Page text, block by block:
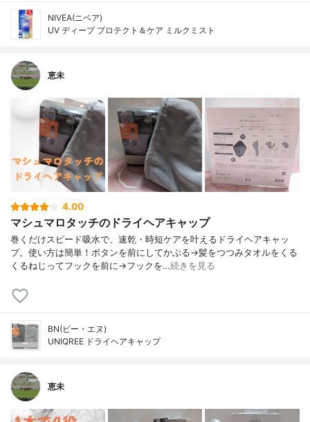
NIVEA(ニベア)
UV ディープ プロテクト＆ケア ミルクミスト
恵未
4.00
マシュマロタッチのドライヘアキャップ
巻くだけスピード吸水で、速乾・時短ケアを叶えるドライヘアキャッ
プ。使い方は簡単！ボタンを前にしてかぶる→髪をつつみタオルをくる
くるねじってフックを前に→フックを…続きを見る
BN(ビー・エヌ)
UNIQREE ドライヘアキャップ
恵未